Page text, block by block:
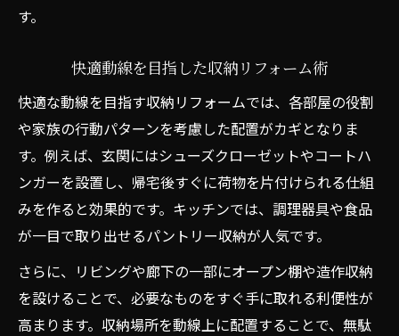
す。
快適動線を目指した収納リフォーム術
快適な動線を目指す収納リフォームでは、各部屋の役割
や家族の行動パターンを考慮した配置がカギとなりま
す。例えば、玄関にはシューズクローゼットやコートハ
ンガーを設置し、帰宅後すぐに荷物を片付けられる仕組
みを作ると効果的です。キッチンでは、調理器具や食品
が一目で取り出せるパントリー収納が人気です。
さらに、リビングや廊下の一部にオープン棚や造作収納
を設けることで、必要なものをすぐ手に取れる利便性が
高まります。収納場所を動線上に配置することで、無駄